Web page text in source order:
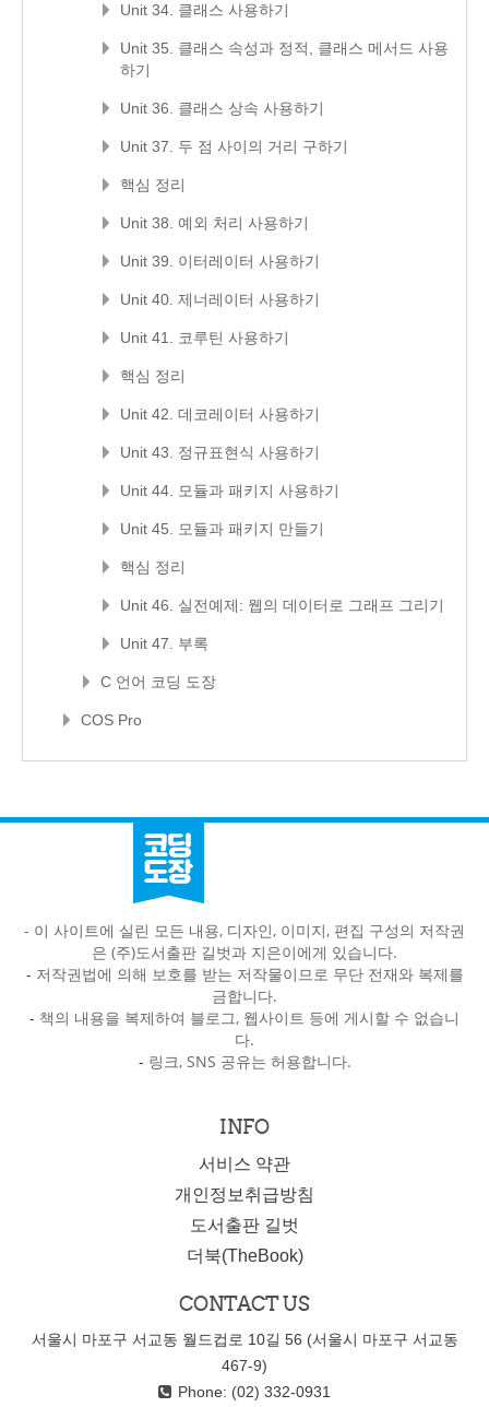
Unit 34. 클래스 사용하기
Unit 35. 클래스 속성과 정적, 클래스 메서드 사용
하기
Unit 36. 클래스 상속 사용하기
Unit 37. 두 점 사이의 거리 구하기
핵심 정리
Unit 38. 예외 처리 사용하기
Unit 39. 이터레이터 사용하기
Unit 40. 제너레이터 사용하기
Unit 41. 코루틴 사용하기
핵심 정리
Unit 42. 데코레이터 사용하기
Unit 43. 정규표현식 사용하기
Unit 44. 모듈과 패키지 사용하기
Unit 45. 모듈과 패키지 만들기
핵심 정리
Unit 46. 실전예제: 웹의 데이터로 그래프 그리기
Unit 47. 부록
C 언어 코딩 도장
COS Pro
- 이 사이트에 실린 모든 내용, 디자인, 이미지, 편집 구성의 저작권
은 (주)도서출판 길벗과 지은이에게 있습니다.
- 저작권법에 의해 보호를 받는 저작물이므로 무단 전재와 복제를
금합니다.
- 책의 내용을 복제하여 블로그, 웹사이트 등에 게시할 수 없습니
다.
- 링크, SNS 공유는 허용합니다.
INFO
서비스 약관
개인정보취급방침
도서출판 길벗
더북(TheBook)
CONTACT US
서울시 마포구 서교동 월드컵로 10길 56 (서울시 마포구 서교동
467-9)
Phone: (02) 332-0931